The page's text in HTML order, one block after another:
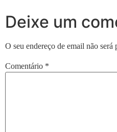
Deixe um
O seu endereço de email não será
Comentário *